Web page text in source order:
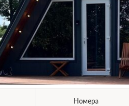
Номера